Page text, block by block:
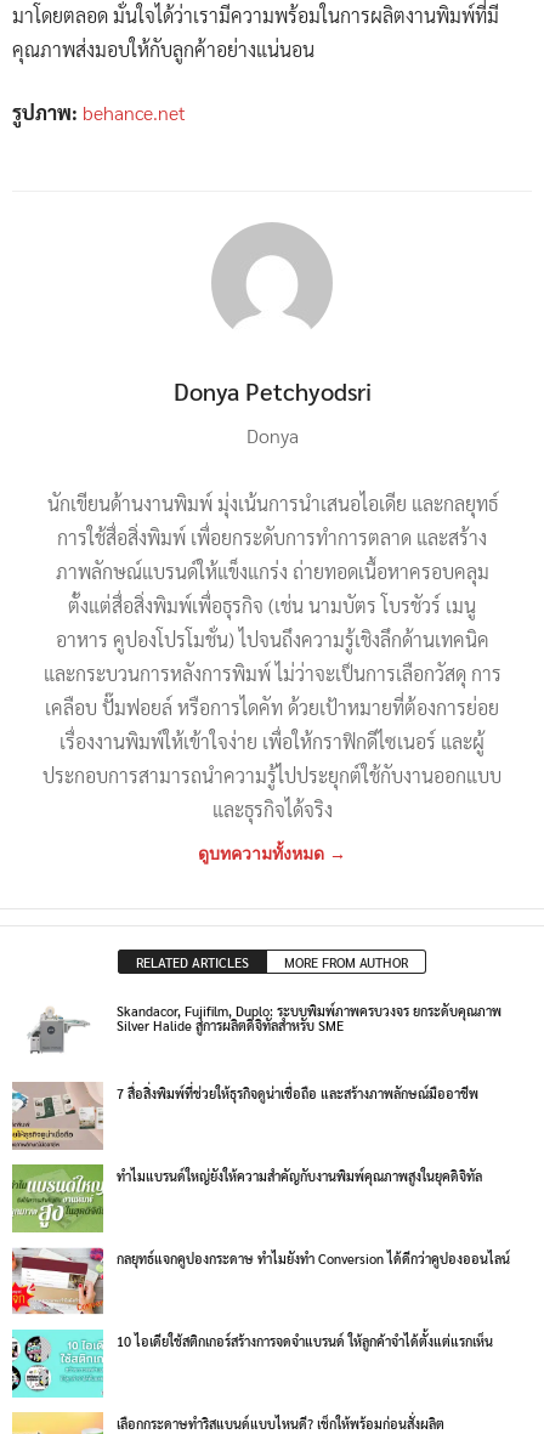
มาโดยตลอด มั่นใจได้ว่าเรามีความพร้อมในการผลิตงานพิมพ์ที่มี
คุณภาพส่งมอบให้กับลูกค้าอย่างแน่นอน
รูปภาพ: behance.net
Donya Petchyodsri
Donya
นักเขียนด้านงานพิมพ์ มุ่งเน้นการนำเสนอไอเดีย และกลยุทธ์
การใช้สื่อสิ่งพิมพ์ เพื่อยกระดับการทำการตลาด และสร้าง
ภาพลักษณ์แบรนด์ให้แข็งแกร่ง ถ่ายทอดเนื้อหาครอบคลุม
ตั้งแต่สื่อสิ่งพิมพ์เพื่อธุรกิจ (เช่น นามบัตร โบรชัวร์ เมนู
อาหาร คูปองโปรโมชั่น) ไปจนถึงความรู้เชิงลึกด้านเทคนิค
และกระบวนการหลังการพิมพ์ ไม่ว่าจะเป็นการเลือกวัสดุ การ
เคลือบ ปั๊มฟอยล์ หรือการไดคัท ด้วยเป้าหมายที่ต้องการย่อย
เรื่องงานพิมพ์ให้เข้าใจง่าย เพื่อให้กราฟิกดีไซเนอร์ และผู้
ประกอบการสามารถนำความรู้ไปประยุกต์ใช้กับงานออกแบบ
และธุรกิจได้จริง
ดูบทความทั้งหมด →
RELATED ARTICLES MORE FROM AUTHOR
Skandacor, Fujifilm, Duplo: ระบบพิมพ์ภาพครบวงจร ยกระดับคุณภาพ
Silver Halide สู่การผลิตดิจิทัลสำหรับ SME
7 สื่อสิ่งพิมพ์ที่ช่วยให้ธุรกิจดูน่าเชื่อถือ และสร้างภาพลักษณ์มืออาชีพ
ทำไมแบรนด์ใหญ่ยังให้ความสำคัญกับงานพิมพ์คุณภาพสูงในยุคดิจิทัล
กลยุทธ์แจกคูปองกระดาษ ทำไมยังทำ Conversion ได้ดีกว่าคูปองออนไลน์
10 ไอเดียใช้สติกเกอร์สร้างการจดจำแบรนด์ ให้ลูกค้าจำได้ตั้งแต่แรกเห็น
เลือกกระดาษทำริสแบนด์แบบไหนดี? เช็กให้พร้อมก่อนสั่งผลิต